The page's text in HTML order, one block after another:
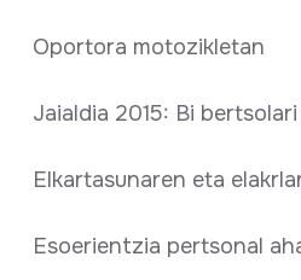
Oportora motozikletan
Jaialdia 2015: Bi
Elkartasunaren eta
Esoerientzia pertsonal